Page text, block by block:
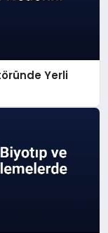
Yerli